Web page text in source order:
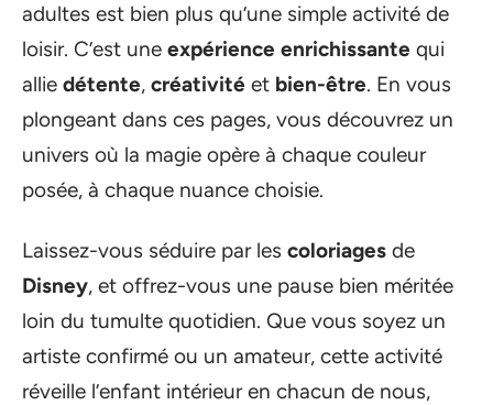
adultes est bien plus qu’une simple activité de
loisir. C’est une expérience enrichissante qui
allie détente, créativité et bien-être. En vous
plongeant dans ces pages, vous découvrez un
univers où la magie opère à chaque couleur
posée, à chaque nuance choisie.
Laissez-vous séduire par les coloriages de
Disney, et offrez-vous une pause bien méritée
loin du tumulte quotidien. Que vous soyez un
artiste confirmé ou un amateur, cette activité
réveille l’enfant intérieur en chacun de nous,